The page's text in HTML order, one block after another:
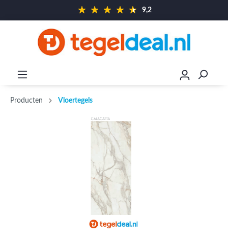
9,2
Producten Vloertegels